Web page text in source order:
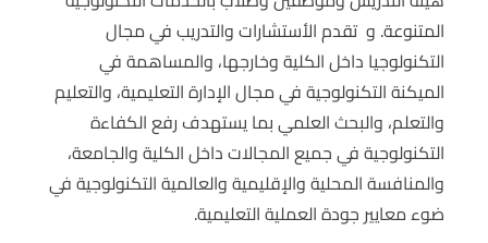
المتنوعة. و تقدم الأستشارات والتدريب في مجال
التكنولوجيا داخل الكلية وخارجها، والمساهمة في
الميكنة التكنولوجية في مجال الإدارة التعليمية، والتعليم
والتعلم، والبحث العلمي بما يستهدف رفع الكفاءة
التكنولوجية في جميع المجالات داخل الكلية والجامعة،
والمنافسة المحلية والإقليمية والعالمية التكنولوجية في
ضوء معايير جودة العملية التعليمية.